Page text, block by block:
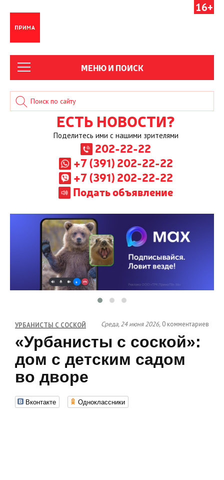
16+
МЕНЮ И ПОИСК
ЕСТЬ НОВОСТИ?
Поделитесь ими с нашими зрителями
202-22-22
+7 (391) 202-22-22
+7 (391) 202-22-22
Подать объявление
УРБАНИСТЫ С СОСКОЙ Среда, 24 июня 2026, 0 комментариев
«Урбанисты с соской»:
дом с детским садом
во дворе
Вконтакте Одноклассники